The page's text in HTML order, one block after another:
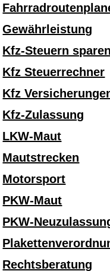
Gewährleistung
Kfz-Steuern sparen
Kfz Steuerrechner
Kfz
Kfz-Zulassung
LKW-Maut
Mautstrecken
Motorsport
PKW-Maut
PKW-
Rechtsberatung